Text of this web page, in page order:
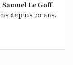
Samuel Le Goff
depuis 20 ans.